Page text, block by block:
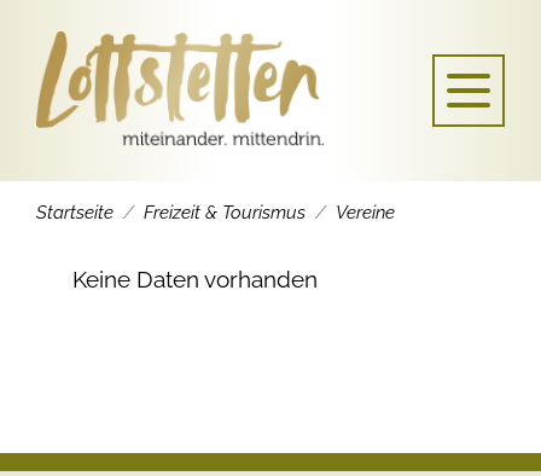
Startseite Freizeit & Tourismus Vereine
Keine Daten vorhanden